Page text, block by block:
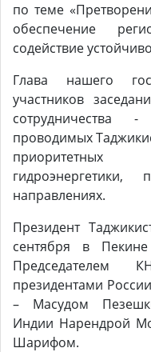
по теме
обеспечение
содействие
Глава нашего
участников
проводимых
приоритетных
направлениях.
Президент
сентября в
президентами
– Масудом
Индии Нарендрой
Шарифом.